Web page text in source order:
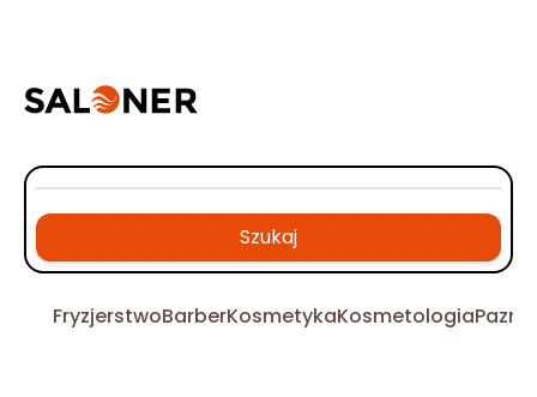
Szukaj
FryzjerstwoBarberKosmetykaKosmetologia